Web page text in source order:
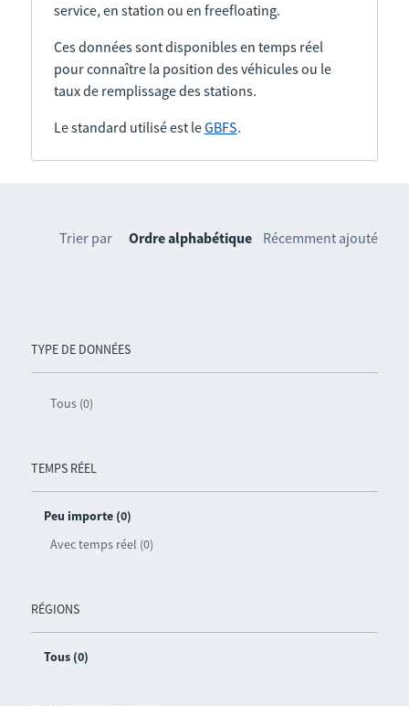
service, en station ou en freefloating.
Ces données sont disponibles en temps réel
pour connaître la position des véhicules ou le
taux de remplissage des stations.
Le standard utilisé est leGBFS.
TYPE DE DONNÉES
Tous (0)
TEMPS RÉEL
Peu importe (0)
Avec temps réel (0)
RÉGIONS
Tous (0)
Trier par Ordre alphabétique Récemment ajouté